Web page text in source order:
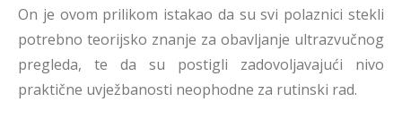
On je ovom prilikom istakao da su svi polaznici stekli
potrebno teorijsko znanje za obavljanje ultrazvučnog
pregleda, te da su postigli zadovoljavajući nivo
praktične uvježbanosti neophodne za rutinski rad.